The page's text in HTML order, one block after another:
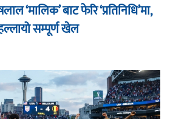
‘मालिक’ बाट फेरि ‘प्रतिनिधि’मा,
सम्पूर्ण खेल